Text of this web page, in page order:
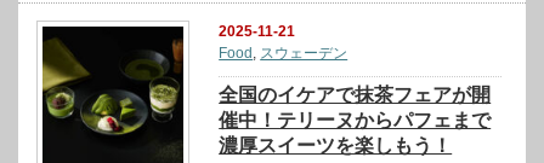
2025-11-21
Food , スウェーデン
全国のイケアで抹茶フェアが開
催中！テリーヌからパフェまで
濃厚スイーツを楽しもう！